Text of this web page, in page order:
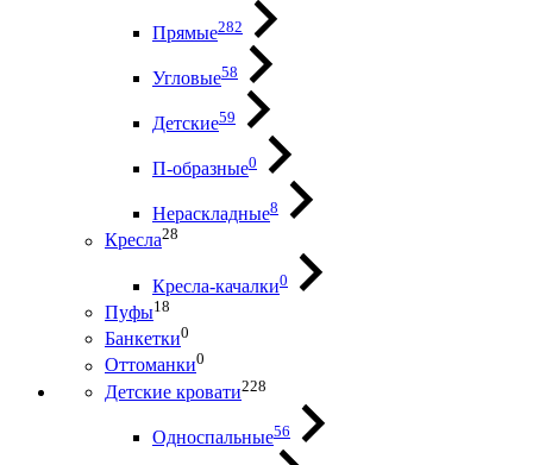
Прямые282
Угловые58
Детские59
П-образные0
Нераскладные8
Кресла28
Кресла-качалки0
Пуфы18
Банкетки0
Оттоманки0
Детские кровати228
Односпальные56